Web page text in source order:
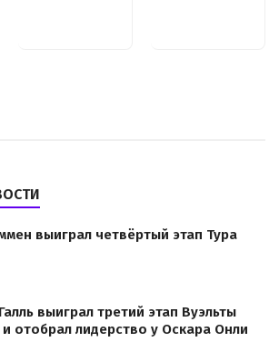
выиграл четвёртый этап Тура
выиграл третий этап Вуэльты
и отобрал лидерство у Оскара Онли